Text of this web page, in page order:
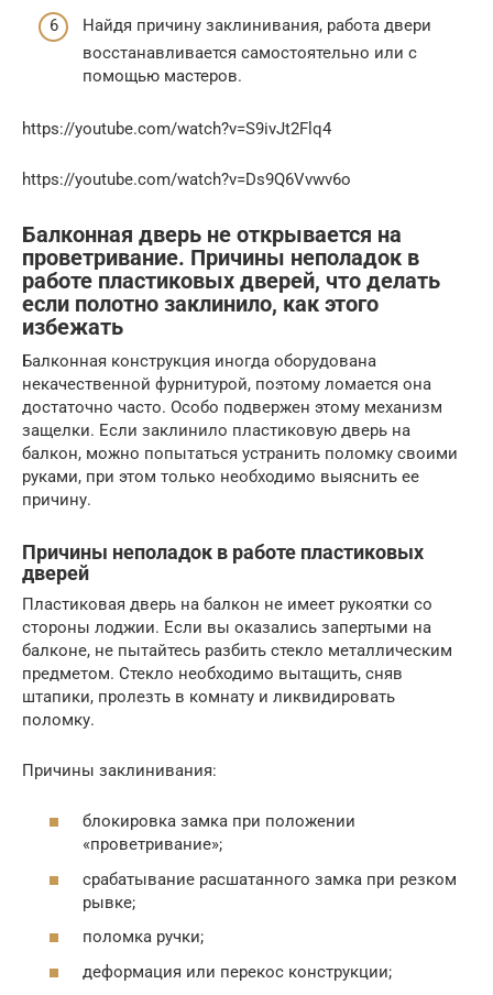
Найдя причину заклинивания, работа двери
восстанавливается самостоятельно или с
помощью мастеров.
https://youtube.com/watch?v=S9ivJt2Flq4
https://youtube.com/watch?v=Ds9Q6Vvwv6o
Балконная дверь не открывается на
проветривание. Причины неполадок в
работе пластиковых дверей, что делать
если полотно заклинило, как этого
избежать
Балконная конструкция иногда оборудована
некачественной фурнитурой, поэтому ломается она
достаточно часто. Особо подвержен этому механизм
защелки. Если заклинило пластиковую дверь на
балкон, можно попытаться устранить поломку своими
руками, при этом только необходимо выяснить ее
причину.
Причины неполадок в работе пластиковых
дверей
Пластиковая дверь на балкон не имеет рукоятки со
стороны лоджии. Если вы оказались запертыми на
балконе, не пытайтесь разбить стекло металлическим
предметом. Стекло необходимо вытащить, сняв
штапики, пролезть в комнату и ликвидировать
поломку.
Причины заклинивания:
блокировка замка при положении
«проветривание»;
срабатывание расшатанного замка при резком
рывке;
поломка ручки;
деформация или перекос конструкции;